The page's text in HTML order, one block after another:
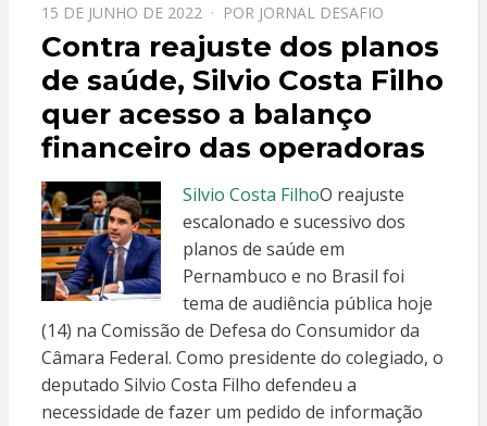
PPOSTADO
EM
15 DE JUNHO DE 2022 POR JORNAL DESAFIO
Contra reajuste dos planos
de saúde, Silvio Costa Filho
quer acesso a balanço
financeiro das operadoras
Silvio Costa FilhoO reajuste
escalonado e sucessivo dos
planos de saúde em
Pernambuco e no Brasil foi
tema de audiência pública hoje
(14) na Comissão de Defesa do Consumidor da
Câmara Federal. Como presidente do colegiado, o
deputado Silvio Costa Filho defendeu a
necessidade de fazer um pedido de informação